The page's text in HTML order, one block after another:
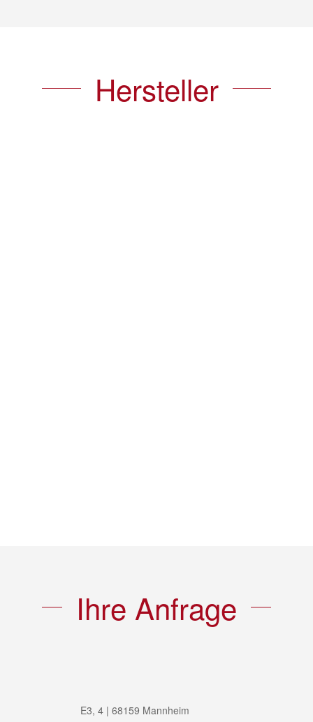
Hersteller
Ihre Anfrage
E3, 4 | 68159 Mannheim